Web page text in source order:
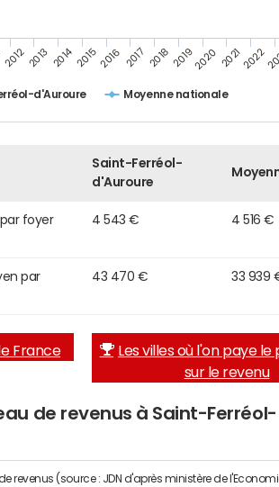
d'Auroure Moyenne nationale
20122013 201420152016 2017 201820192020 20212022
Saint-Ferréol-
d'Auroure
foyer
4 543 € 4 516 €
par
43 470 € 33 939
France
Les villes où l'on paye le
sur le revenu
de revenus à Saint-Ferréol-
revenus (source : JDN d'après ministère de